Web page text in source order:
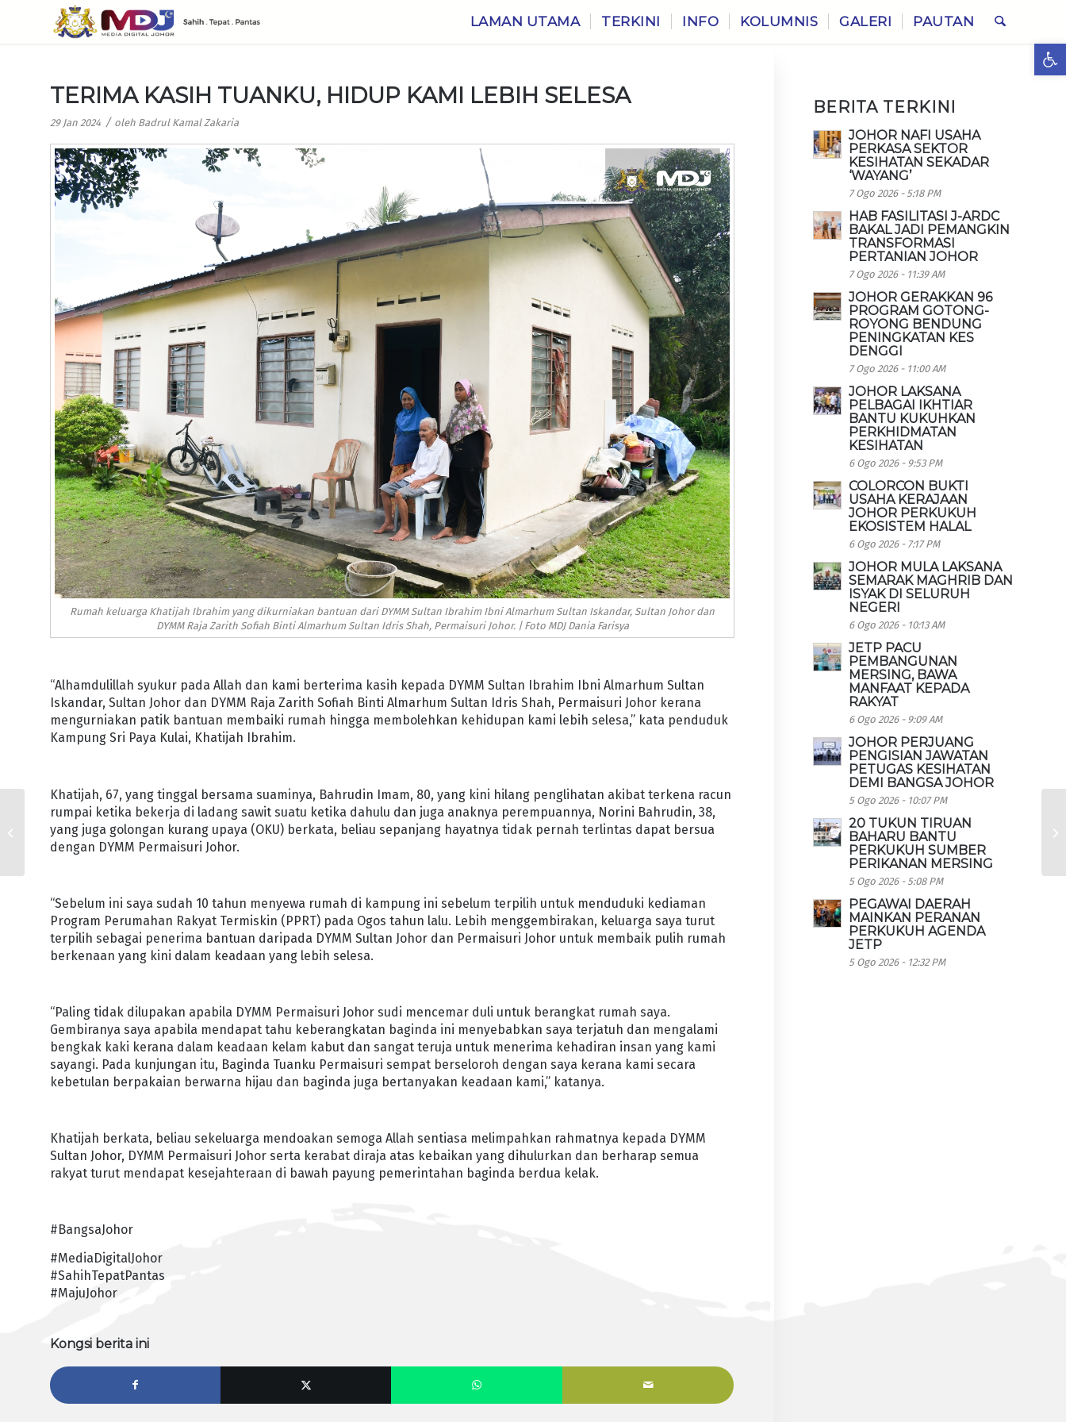
LAMAN UTAMA TERKINI INFO KOLUMNIS GALERI PAUTAN
TERIMA KASIH TUANKU, HIDUP KAMI LEBIH SELESA
29 Jan 2024 / oleh Badrul Kamal Zakaria
Rumah keluarga Khatijah Ibrahim yang dikurniakan bantuan dari DYMM Sultan Ibrahim Ibni Almarhum Sultan Iskandar, Sultan Johor dan
DYMM Raja Zarith Sofiah Binti Almarhum Sultan Idris Shah, Permaisuri Johor. | Foto MDJ Dania Farisya
“Alhamdulillah syukur pada Allah dan kami berterima kasih kepada DYMM Sultan Ibrahim Ibni Almarhum Sultan
Iskandar, Sultan Johor dan DYMM Raja Zarith Sofiah Binti Almarhum Sultan Idris Shah, Permaisuri Johor kerana
mengurniakan patik bantuan membaiki rumah hingga membolehkan kehidupan kami lebih selesa,” kata penduduk
Kampung Sri Paya Kulai, Khatijah Ibrahim.
Khatijah, 67, yang tinggal bersama suaminya, Bahrudin Imam, 80, yang kini hilang penglihatan akibat terkena racun
rumpai ketika bekerja di ladang sawit suatu ketika dahulu dan juga anaknya perempuannya, Norini Bahrudin, 38,
yang juga golongan kurang upaya (OKU) berkata, beliau sepanjang hayatnya tidak pernah terlintas dapat bersua
dengan DYMM Permaisuri Johor.
“Sebelum ini saya sudah 10 tahun menyewa rumah di kampung ini sebelum terpilih untuk menduduki kediaman
Program Perumahan Rakyat Termiskin (PPRT) pada Ogos tahun lalu. Lebih menggembirakan, keluarga saya turut
terpilih sebagai penerima bantuan daripada DYMM Sultan Johor dan Permaisuri Johor untuk membaik pulih rumah
berkenaan yang kini dalam keadaan yang lebih selesa.
“Paling tidak dilupakan apabila DYMM Permaisuri Johor sudi mencemar duli untuk berangkat rumah saya.
Gembiranya saya apabila mendapat tahu keberangkatan baginda ini menyebabkan saya terjatuh dan mengalami
bengkak kaki kerana dalam keadaan kelam kabut dan sangat teruja untuk menerima kehadiran insan yang kami
sayangi. Pada kunjungan itu, Baginda Tuanku Permaisuri sempat berseloroh dengan saya kerana kami secara
kebetulan berpakaian berwarna hijau dan baginda juga bertanyakan keadaan kami,” katanya.
Khatijah berkata, beliau sekeluarga mendoakan semoga Allah sentiasa melimpahkan rahmatnya kepada DYMM
Sultan Johor, DYMM Permaisuri Johor serta kerabat diraja atas kebaikan yang dihulurkan dan berharap semua
rakyat turut mendapat kesejahteraan di bawah payung pemerintahan baginda berdua kelak.
#BangsaJohor
#MediaDigitalJohor
#SahihTepatPantas
#MajuJohor
Kongsi berita ini
BERITA TERKINI
JOHOR NAFI USAHA
PERKASA SEKTOR
KESIHATAN SEKADAR
‘WAYANG’
7 Ogo 2026 - 5:18 PM
HAB FASILITASI J-ARDC
BAKAL JADI PEMANGKIN
TRANSFORMASI
PERTANIAN JOHOR
7 Ogo 2026 - 11:39 AM
JOHOR GERAKKAN 96
PROGRAM GOTONG-
ROYONG BENDUNG
PENINGKATAN KES
DENGGI
7 Ogo 2026 - 11:00 AM
JOHOR LAKSANA
PELBAGAI IKHTIAR
BANTU KUKUHKAN
PERKHIDMATAN
KESIHATAN
6 Ogo 2026 - 9:53 PM
COLORCON BUKTI
USAHA KERAJAAN
JOHOR PERKUKUH
EKOSISTEM HALAL
6 Ogo 2026 - 7:17 PM
JOHOR MULA LAKSANA
SEMARAK MAGHRIB DAN
ISYAK DI SELURUH
NEGERI
6 Ogo 2026 - 10:13 AM
JETP PACU
PEMBANGUNAN
MERSING, BAWA
MANFAAT KEPADA
RAKYAT
6 Ogo 2026 - 9:09 AM
JOHOR PERJUANG
PENGISIAN JAWATAN
PETUGAS KESIHATAN
DEMI BANGSA JOHOR
5 Ogo 2026 - 10:07 PM
20 TUKUN TIRUAN
BAHARU BANTU
PERKUKUH SUMBER
PERIKANAN MERSING
5 Ogo 2026 - 5:08 PM
PEGAWAI DAERAH
MAINKAN PERANAN
PERKUKUH AGENDA
JETP
5 Ogo 2026 - 12:32 PM
ORANG SEGAMAT
MEMANG PADU!